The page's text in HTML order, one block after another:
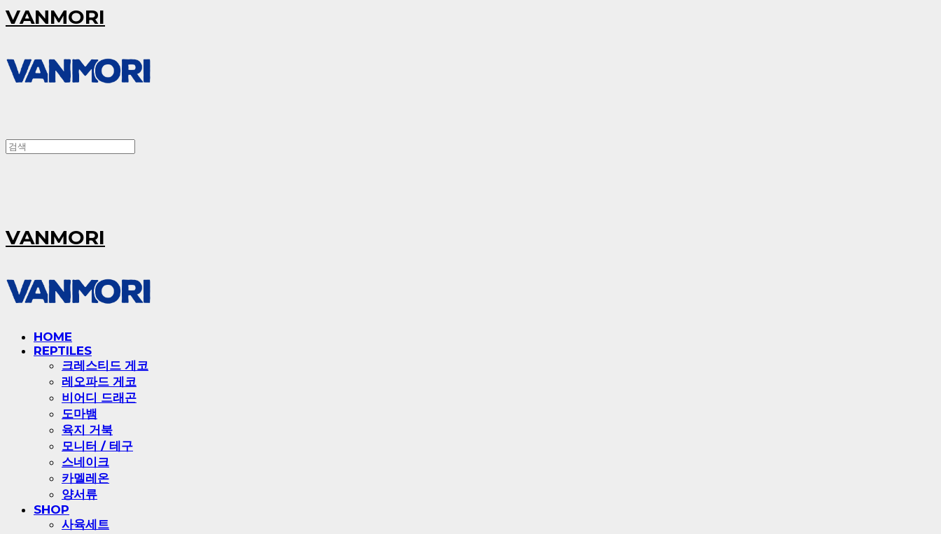
VANMORI
VANMORI
HOME
REPTILES
크레스티드 게코
레오파드 게코
비어디 드래곤
도마뱀
육지 거북
모니터 / 테구
스네이크
카멜레온
양서류
SHOP
사육세트